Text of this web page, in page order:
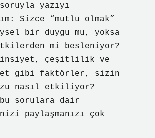
yazıyı
Sizce “mutlu olmak”
bir duygu mu, yoksa
mi besleniyor?
cinsiyet, çeşitlilik ve
gibi faktörler, sizin
nasıl etkiliyor?
bu sorulara dair
paylaşmanızı çok